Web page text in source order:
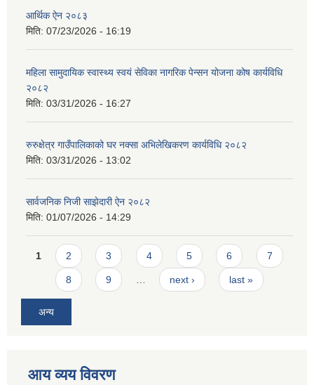
आर्थिक ऐन २०८३
मिति: 07/23/2026 - 16:19
महिला सामुदायिक स्वास्थ्य स्वयं सेविका नागरिक पेन्सन योजना कोष कार्यविधि
२०८२
मिति: 03/31/2026 - 16:27
रुरुक्षेत्र गाउँपालिकाको घर नक्सा अभिलेखिकरण कार्यविधि २०८२
मिति: 03/31/2026 - 13:02
सार्वजनिक निजी साझेदारी ऐन २०८२
मिति: 01/07/2026 - 14:29
Pages
1 2 3 4 5 6 7
8 9 next › last »
अन्य
आय व्यय विवरण